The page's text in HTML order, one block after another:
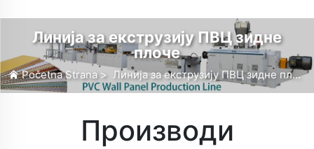
Линија за екструзију ПВЦ зидне
плоче
Početna Strana> Линија за екструзију ПВЦ зидне плоче
Производи